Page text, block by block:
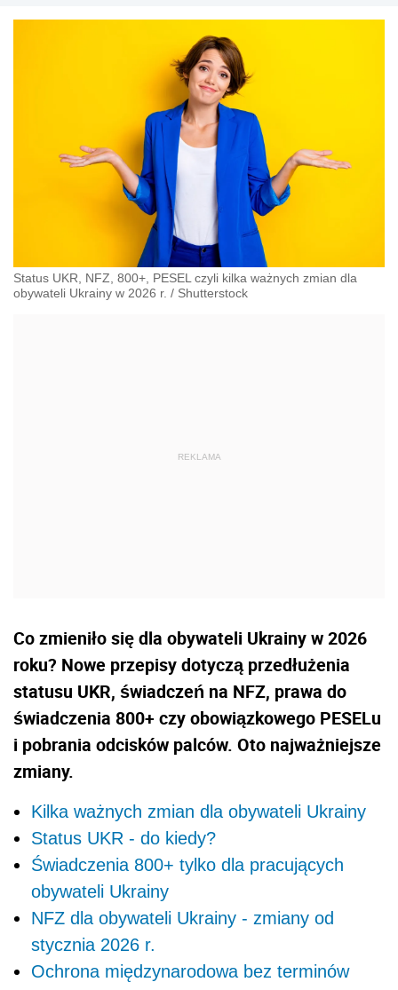
Status UKR, NFZ, 800+, PESEL czyli kilka ważnych zmian dla
obywateli Ukrainy w 2026 r. / Shutterstock
Co zmieniło się dla obywateli Ukrainy w 2026
roku? Nowe przepisy dotyczą przedłużenia
statusu UKR, świadczeń na NFZ, prawa do
świadczenia 800+ czy obowiązkowego PESELu
i pobrania odcisków palców. Oto najważniejsze
zmiany.
Kilka ważnych zmian dla obywateli Ukrainy
Status UKR - do kiedy?
Świadczenia 800+ tylko dla pracujących
obywateli Ukrainy
NFZ dla obywateli Ukrainy - zmiany od
stycznia 2026 r.
Ochrona międzynarodowa bez terminów